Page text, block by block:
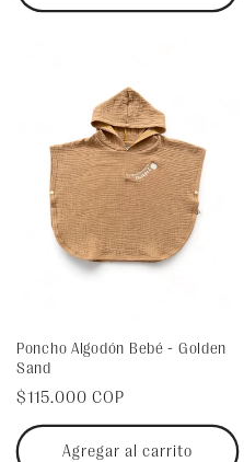
Poncho Algodón Bebé - Golden
Sand
Precio
habitual
$115.000 COP
Agregar al carrito